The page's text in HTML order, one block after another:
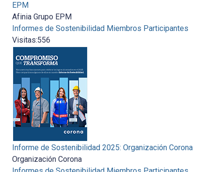
EPM
Afinia Grupo EPM
Informes de Sostenibilidad Miembros Participantes
Visitas:556
Informe de Sostenibilidad 2025: Organización Corona
Organización Corona